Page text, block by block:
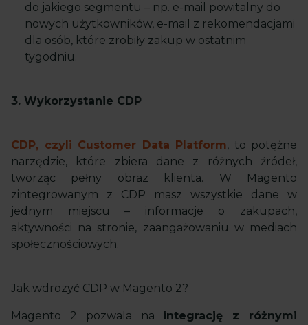
do jakiego segmentu – np. e-mail powitalny do
nowych użytkowników, e-mail z rekomendacjami
dla osób, które zrobiły zakup w ostatnim
tygodniu.
3. Wykorzystanie CDP
CDP, czyli Customer Data Platform, to potężne
narzędzie, które zbiera dane z różnych źródeł,
tworząc pełny obraz klienta. W Magento
zintegrowanym z CDP masz wszystkie dane w
jednym miejscu – informacje o zakupach,
aktywności na stronie, zaangażowaniu w mediach
społecznościowych.
Jak wdrozyć CDP w Magento 2?
Magento 2 pozwala na integrację z różnymi